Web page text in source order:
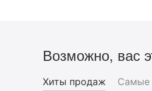
Возможно, вас
Хиты продаж Самые